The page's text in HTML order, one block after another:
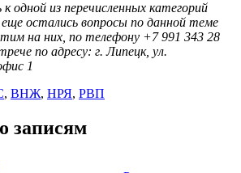
одной из перечисленных категорий
остались вопросы по данной теме
на них, по телефону +7 991 343 28
по адресу: г. Липецк, ул.
1
, ВНЖ, НРЯ, РВП
записям